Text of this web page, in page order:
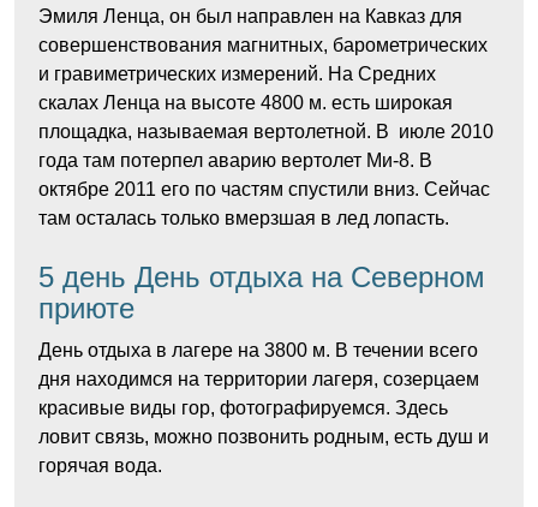
Эмиля Ленца, он был направлен на Кавказ для
совершенствования магнитных, барометрических
и гравиметрических измерений. На Средних
скалах Ленца на высоте 4800 м. есть широкая
площадка, называемая вертолетной. В июле 2010
года там потерпел аварию вертолет Ми-8. В
октябре 2011 его по частям спустили вниз. Сейчас
там осталась только вмерзшая в лед лопасть.
5 день День отдыха на Северном
приюте
День отдыха в лагере на 3800 м. В течении всего
дня находимся на территории лагеря, созерцаем
красивые виды гор, фотографируемся. Здесь
ловит связь, можно позвонить родным, есть душ и
горячая вода.